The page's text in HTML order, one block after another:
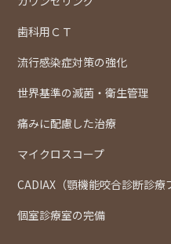
歯科用ＣＴ
流行感染症対策の強化
世界基準の滅菌・衛生管理
痛みに配慮した治療
マイクロスコープ
CADIAX（顎機能咬合診断診療
個室診療室の完備